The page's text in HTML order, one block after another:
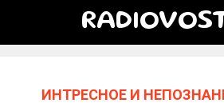
ИНТРЕСНОЕ И